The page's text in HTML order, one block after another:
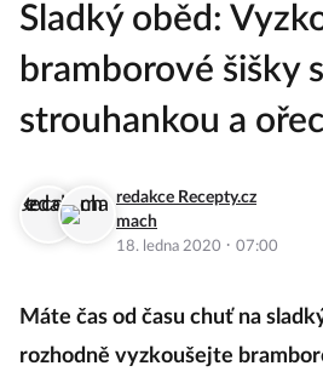
Sladký oběd:
bramborové šišky
strouhankou a
redakce Recepty.cz
mach
18. ledna 2020 · 07:00
Máte čas od času chuť na
rozhodně vyzkoušejte